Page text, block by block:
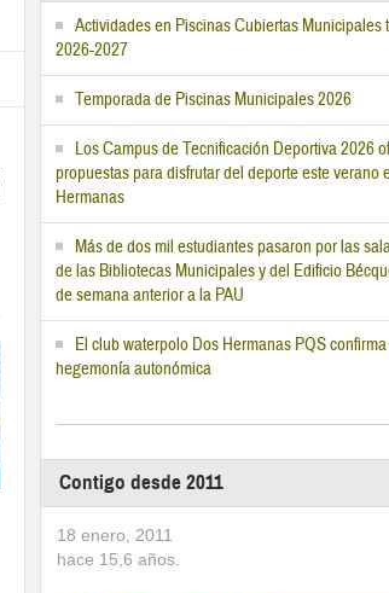
Actividades en Piscinas Cubiertas Municipales
2026-2027
Temporada de Piscinas Municipales 2026
Los Campus de Tecnificación Deportiva 2026
propuestas para disfrutar del deporte este verano
Hermanas
Más de dos mil estudiantes pasaron por las
de las Bibliotecas Municipales y del Edificio
de semana anterior a la PAU
El club waterpolo Dos Hermanas PQS
hegemonía autonómica
Contigo desde 2011
18 enero, 2011
hace 15,6 años.